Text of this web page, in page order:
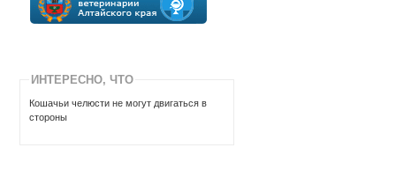
ИНТЕРЕСНО, ЧТО
Кошачьи челюсти не могут двигаться в
стороны